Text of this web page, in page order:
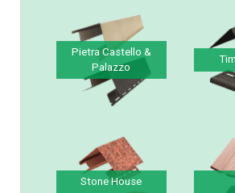
Pietra Castello &
Palazzo